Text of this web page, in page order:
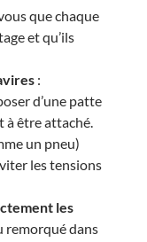
que chaque
et qu’ils
:
d’une patte
à être attaché.
un pneu)
les tensions
les
remorqué dans